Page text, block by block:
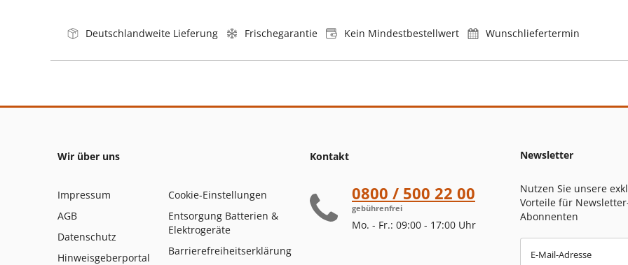
Deutschlandweite Lieferung Frischegarantie Kein Mindestbestellwert Wunschliefertermin
Wir über uns
Impressum
AGB
Datenschutz
Hinweisgeberportal
Cookie-Einstellungen
Entsorgung Batterien &
Elektrogeräte
Barrierefreiheitserklärung
Kontakt
0800 / 500 22 00
gebührenfrei
Mo. - Fr.: 09:00 - 17:00 Uhr
Newsletter
Nutzen Sie unsere
Vorteile für
Abonnenten
E-Mail-Adresse